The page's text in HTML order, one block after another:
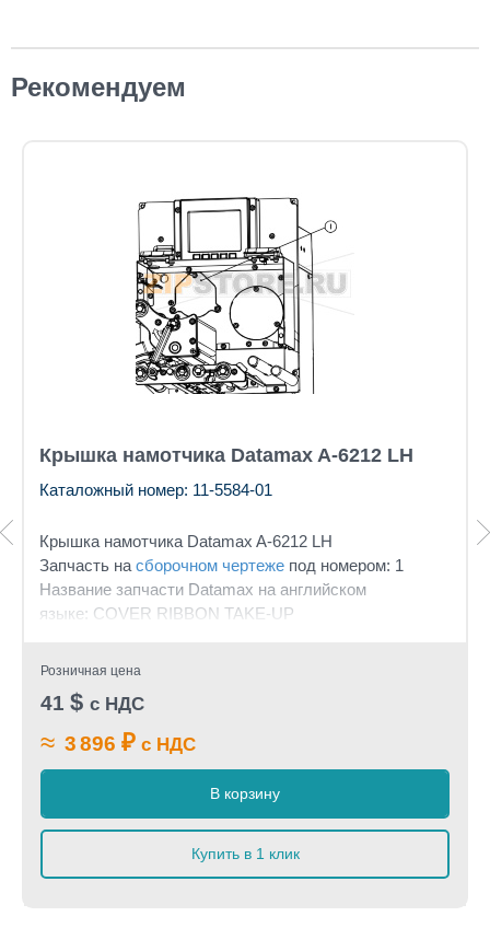
Рекомендуем
Крышка намотчика Datamax A-6212 LH
Каталожный номер: 11-5584-01
Крышка намотчика Datamax A-6212 LH
Запчасть на сборочном чертеже под номером: 1
Название запчасти Datamax на английском
языке: COVER RIBBON TAKE-UP
Розничная цена
41 $ с НДС
≈ 3 896 ₽ с НДС
В корзину
Купить в 1 клик